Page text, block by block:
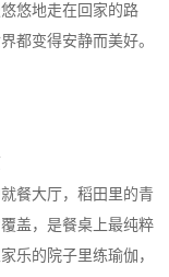
悠地走在回家的路
都变得安静而美好。
餐大厅，稻田里的青
盖，是餐桌上最纯粹
乐的院子里练瑜伽，